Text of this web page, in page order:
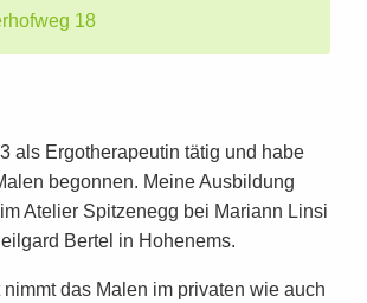
18
als Ergotherapeutin tätig und habe
begonnen. Meine Ausbildung
Atelier Spitzenegg bei Mariann Linsi
Bertel in Hohenems.
das Malen im privaten wie auch